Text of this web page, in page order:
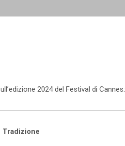
2024 del Festival di Cannes:
Tradizione